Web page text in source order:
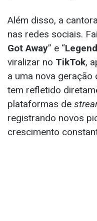
Além disso, a
nas redes sociais.
Got Away” e “
viralizar no TikTok,
a uma nova geração
tem refletido
plataformas de
registrando novos
crescimento